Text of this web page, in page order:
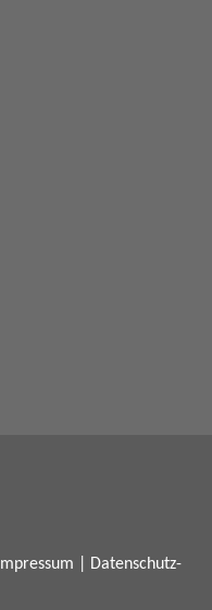
Impressum
Datenschutz-